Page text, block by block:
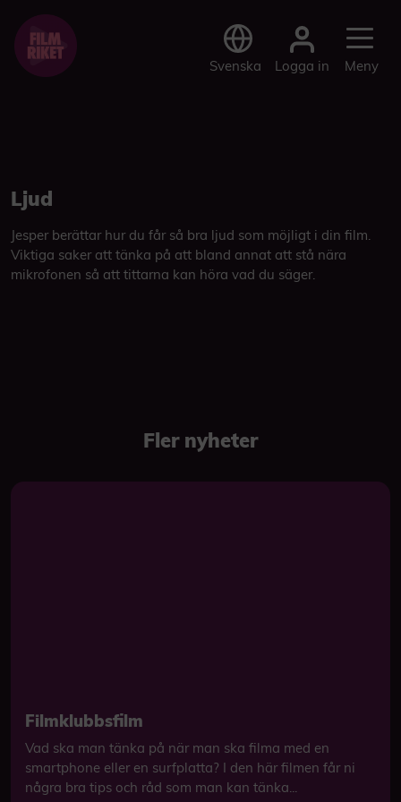
Svenska Logga in Meny
Ljud
Jesper berättar hur du får så bra ljud som möjligt i din film.
Viktiga saker att tänka på att bland annat att stå nära
mikrofonen så att tittarna kan höra vad du säger.
Fler nyheter
Filmklubbsfilm
Vad ska man tänka på när man ska filma med en
smartphone eller en surfplatta? I den här filmen får ni
några bra tips och råd som man kan tänka...